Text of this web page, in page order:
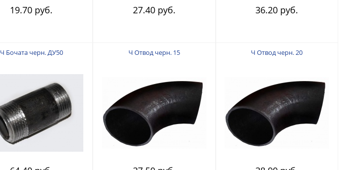
19.70 руб. 27.40 руб. 36.20 руб.
Ч Бочата черн. ДУ50 Ч Отвод черн. 15 Ч Отвод черн. 20